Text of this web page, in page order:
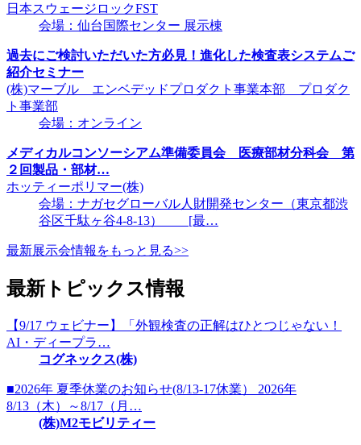
日本スウェージロックFST
会場：仙台国際センター 展示棟
過去にご検討いただいた方必見！進化した検査表システムご
紹介セミナー
(株)マーブル エンベデッドプロダクト事業本部 プロダク
ト事業部
会場：オンライン
メディカルコンソーシアム準備委員会 医療部材分科会 第
２回製品・部材…
ホッティーポリマー(株)
会場：ナガセグローバル人財開発センター（東京都渋
谷区千駄ヶ谷4-8-13） [最…
最新展示会情報をもっと見る>>
最新トピックス情報
【9/17 ウェビナー】「外観検査の正解はひとつじゃない！
AI・ディープラ…
コグネックス(株)
■2026年 夏季休業のお知らせ(8/13-17休業） 2026年
8/13（木）～8/17（月…
(株)M2モビリティー